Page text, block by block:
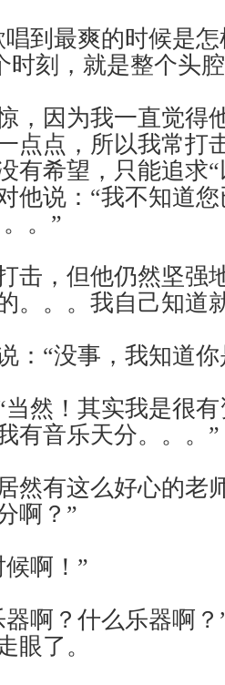
唱到最爽的时候是
时刻，就是整个头
，因为我一直觉得
点点，所以我常打
有希望，只能追求
他说：“我不知道
。”
击，但他仍然坚强
。。。我自己知道
：“没事，我知道
然！其实我是很
有音乐天分。。。”
然有这么好心的老
啊？”
啊！”
啊？什么乐器啊
眼了。